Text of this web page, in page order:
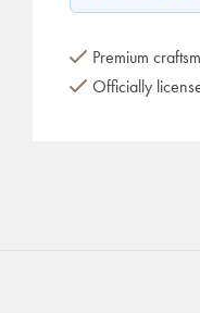
Premium
Officially